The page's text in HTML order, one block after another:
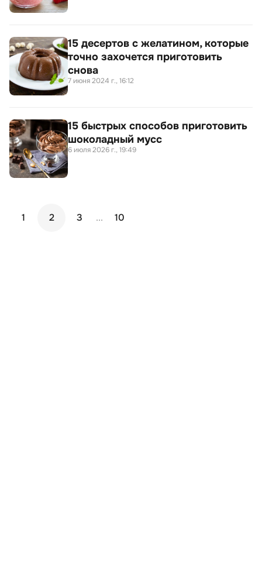
15 десертов с желатином, которые
точно захочется приготовить
снова
7 июня 2024 г., 16:12
15 быстрых способов приготовить
шоколадный мусс
6 июля 2026 г., 19:49
1 2 3 ... 10